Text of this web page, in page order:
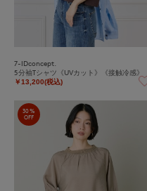
7-IDconcept.
5分袖Tシャツ《UVカット》《接触冷感》
￥13,200(税込)
30%
OFF